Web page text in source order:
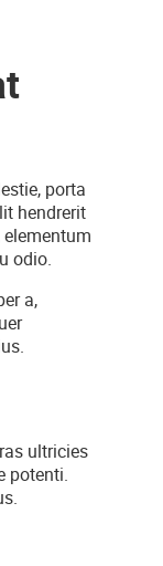
porta
hendrerit
odio.
a,
ultricies
potenti.